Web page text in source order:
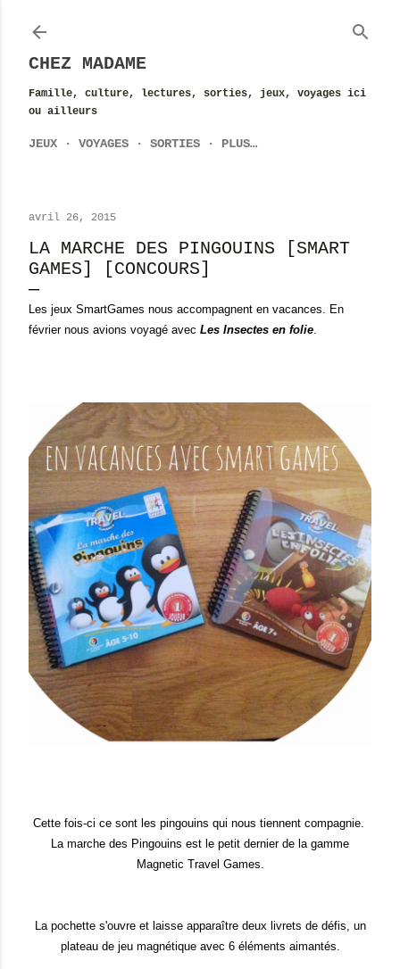
CHEZ MADAME
Famille, culture, lectures, sorties, jeux, voyages ici
ou ailleurs
JEUX VOYAGES SORTIES PLUS…
avril 26, 2015
LA MARCHE DES PINGOUINS [SMART
GAMES] [CONCOURS]
Les jeux SmartGames nous accompagnent en vacances. En
février nous avions voyagé avec Les Insectes en folie.
Cette fois-ci ce sont les pingouins qui nous tiennent compagnie.
La marche des Pingouins est le petit dernier de la gamme
Magnetic Travel Games.
La pochette s'ouvre et laisse apparaître deux livrets de défis, un
plateau de jeu magnétique avec 6 éléments aimantés.